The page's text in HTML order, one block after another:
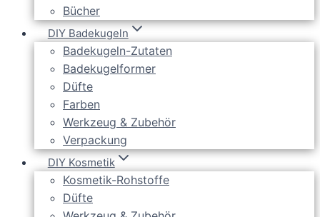
Bücher
DIY Badekugeln
Badekugeln-Zutaten
Badekugelformer
Düfte
Farben
Werkzeug & Zubehör
Verpackung
DIY Kosmetik
Kosmetik-Rohstoffe
Düfte